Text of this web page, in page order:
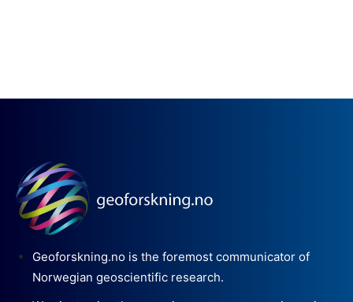
Geoforskning.no is the foremost communicator of
Norwegian geoscientific research.